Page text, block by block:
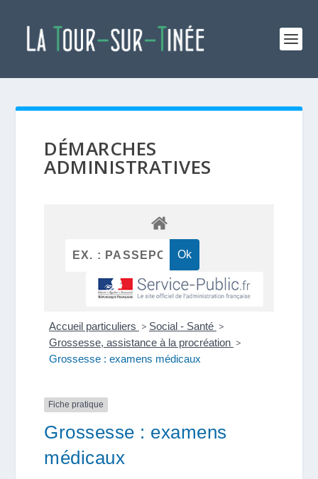
DÉMARCHES
ADMINISTRATIVES
Accueil particuliers > Social - Santé >
Grossesse, assistance à la procréation >
Grossesse : examens médicaux
Fiche pratique
Grossesse : examens
médicaux